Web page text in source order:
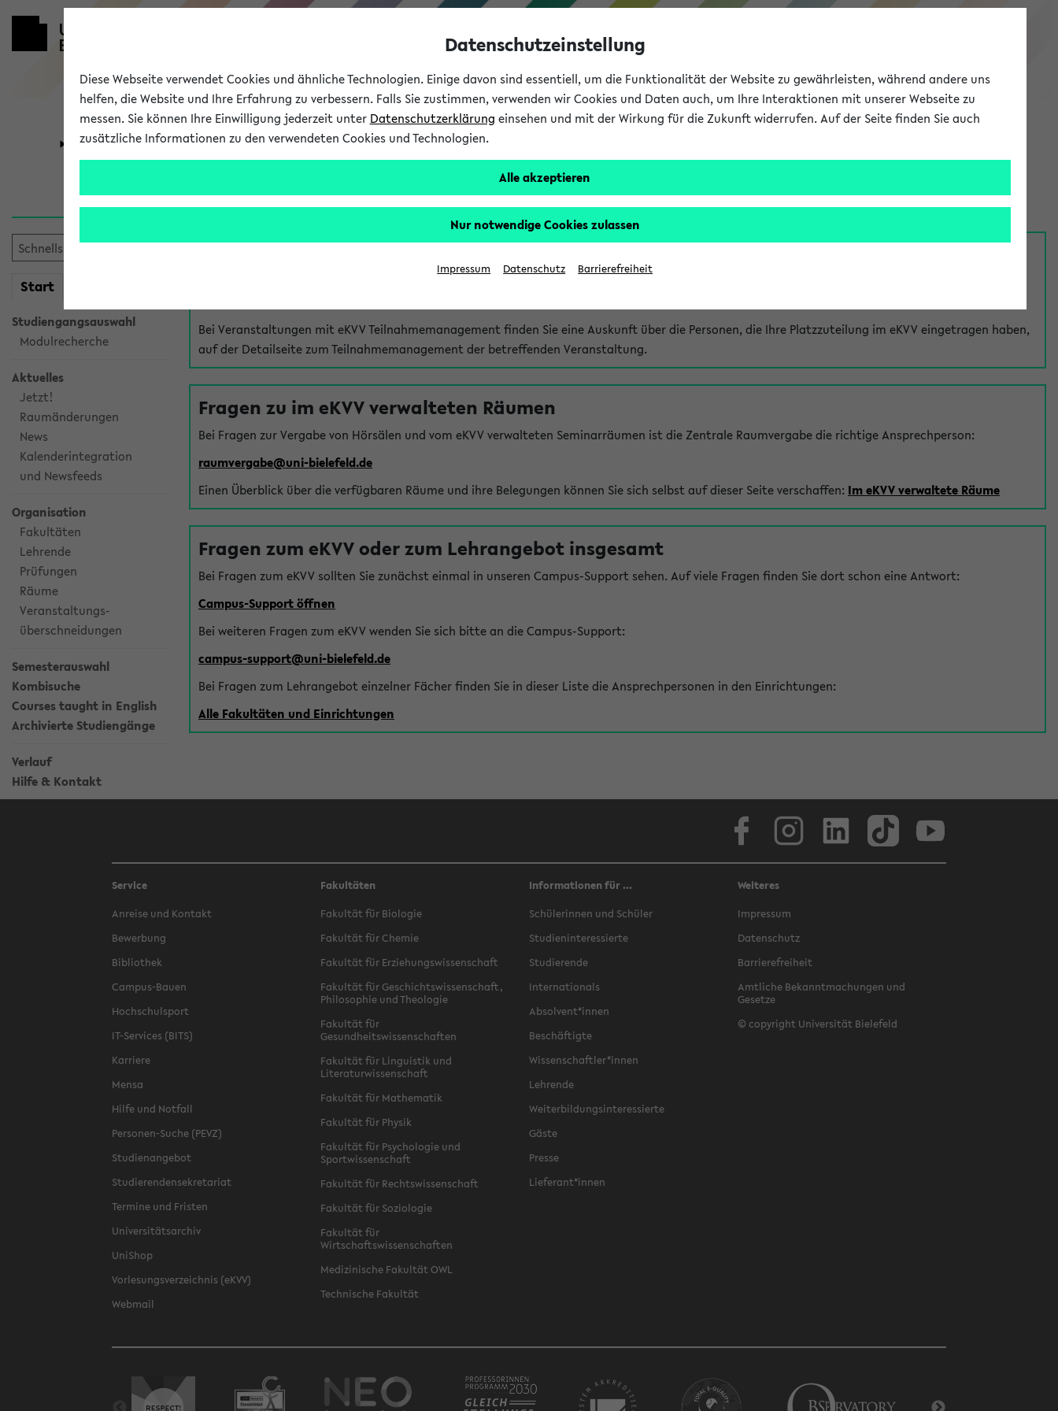
eKVV
Universität Forschung Studium
Start
Studiengangsauswahl
Modulrecherche
Aktuelles
Jetzt!
Raumänderungen
News
Kalenderintegration
und Newsfeeds
Organisation
Fakultäten
Lehrende
Prüfungen
Räume
Veranstaltungs-
überschneidungen
Semesterauswahl
Kombisuche
Courses taught in English
Archivierte Studiengänge
Verlauf
Hilfe & Kontakt
Hilfe & Kontakt
Bei Veranstaltungen mit eKVV Teilnahmemanagement finden Sie eine Auskunft über die Personen, die Ihre Platzzuteilung im eKVV eingetragen haben,
auf der Detailseite zum Teilnahmemanagement der betreffenden Veranstaltung.
Fragen zu im eKVV verwalteten Räumen
Bei Fragen zur Vergabe von Hörsälen und vom eKVV verwalteten Seminarräumen ist die Zentrale Raumvergabe die richtige Ansprechperson:
raumvergabe@uni-bielefeld.de
Einen Überblick über die verfügbaren Räume und ihre Belegungen können Sie sich selbst auf dieser Seite verschaffen: Im eKVV verwaltete Räume
Fragen zum eKVV oder zum Lehrangebot insgesamt
Bei Fragen zum eKVV sollten Sie zunächst einmal in unseren Campus-Support sehen. Auf viele Fragen finden Sie dort schon eine Antwort:
Campus-Support öffnen
Bei weiteren Fragen zum eKVV wenden Sie sich bitte an die Campus-Support:
campus-support@uni-bielefeld.de
Bei Fragen zum Lehrangebot einzelner Fächer finden Sie in dieser Liste die Ansprechpersonen in den Einrichtungen:
Alle Fakultäten und Einrichtungen
Service
Anreise und Kontakt
Bewerbung
Bibliothek
Campus-Bauen
Hochschulsport
IT-Services (BITS)
Karriere
Mensa
Hilfe und Notfall
Personen-Suche (PEVZ)
Studienangebot
Studierendensekretariat
Termine und Fristen
Universitätsarchiv
UniShop
Vorlesungsverzeichnis (eKVV)
Webmail
Fakultäten
Fakultät für Biologie
Fakultät für Chemie
Fakultät für Erziehungswissenschaft
Fakultät für Geschichtswissenschaft,
Philosophie und Theologie
Fakultät für
Gesundheitswissenschaften
Fakultät für Linguistik und
Literaturwissenschaft
Fakultät für Mathematik
Fakultät für Physik
Fakultät für Psychologie und
Sportwissenschaft
Fakultät für Rechtswissenschaft
Fakultät für Soziologie
Fakultät für
Wirtschaftswissenschaften
Medizinische Fakultät OWL
Technische Fakultät
Informationen für ...
Schülerinnen und Schüler
Studieninteressierte
Studierende
Internationals
Absolvent*innen
Beschäftigte
Wissenschaftler*innen
Lehrende
Weiterbildungsinteressierte
Gäste
Presse
Lieferant*innen
Weiteres
Impressum
Datenschutz
Barrierefreiheit
Amtliche Bekanntmachungen und
Gesetze
© copyright Universität Bielefeld
Datenschutzeinstellung
Diese Webseite verwendet Cookies und ähnliche Technologien. Einige davon sind essentiell, um die Funktionalität der Website zu gewährleisten, während andere uns
helfen, die Website und Ihre Erfahrung zu verbessern. Falls Sie zustimmen, verwenden wir Cookies und Daten auch, um Ihre Interaktionen mit unserer Webseite zu
messen. Sie können Ihre Einwilligung jederzeit unter Datenschutzerklärung einsehen und mit der Wirkung für die Zukunft widerrufen. Auf der Seite finden Sie auch
zusätzliche Informationen zu den verwendeten Cookies und Technologien.
Alle akzeptieren
Nur notwendige Cookies zulassen
Impressum Datenschutz Barrierefreiheit